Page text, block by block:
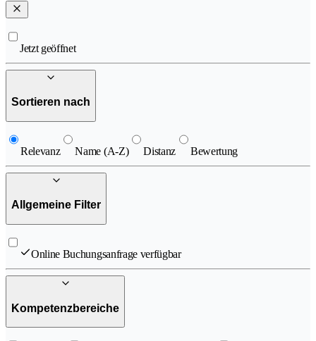
Jetzt geöffnet
Sortieren nach
Relevanz Name (A-Z) Distanz Bewertung
Allgemeine Filter
Online Buchungsanfrage verfügbar
Kompetenzbereiche